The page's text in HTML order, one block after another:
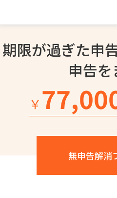
期限が過ぎた申
申告を
￥
無申告解消